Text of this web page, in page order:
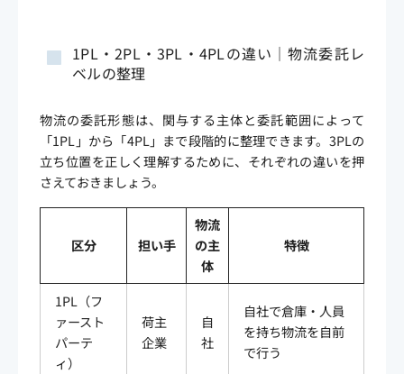
1PL・2PL・3PL・4PLの違い｜物流委託レ
ベルの整理
物流の委託形態は、関与する主体と委託範囲によって
「1PL」から「4PL」まで段階的に整理できます。3PLの
立ち位置を正しく理解するために、それぞれの違いを押
さえておきましょう。
区分 担い手
物流
の主
体
特徴
1PL（フ
ァースト
パーテ
ィ）
荷主
企業
自
社
自社で倉庫・人員
を持ち物流を自前
で行う